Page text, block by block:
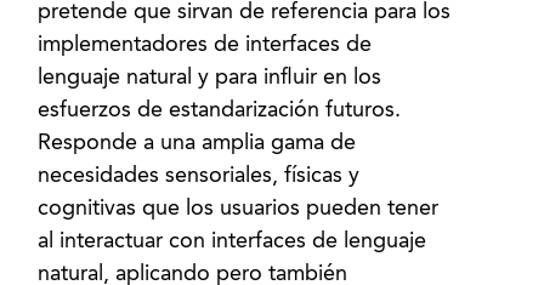
pretende que sirvan de referencia para los
implementadores de interfaces de
lenguaje natural y para influir en los
esfuerzos de estandarización futuros.
Responde a una amplia gama de
necesidades sensoriales, físicas y
cognitivas que los usuarios pueden tener
al interactuar con interfaces de lenguaje
natural, aplicando pero también